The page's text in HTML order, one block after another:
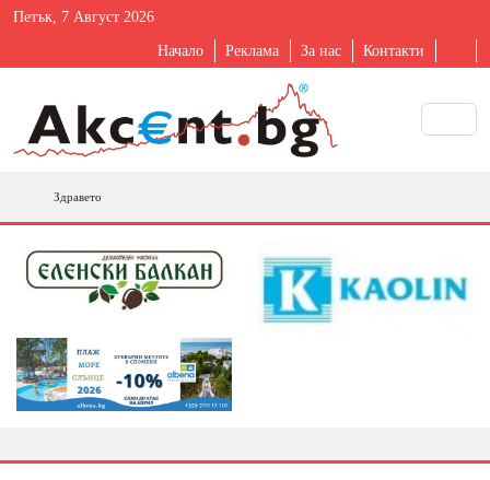
Петък, 7 Август 2026
Начало Реклама За нас Контакти
Здравето